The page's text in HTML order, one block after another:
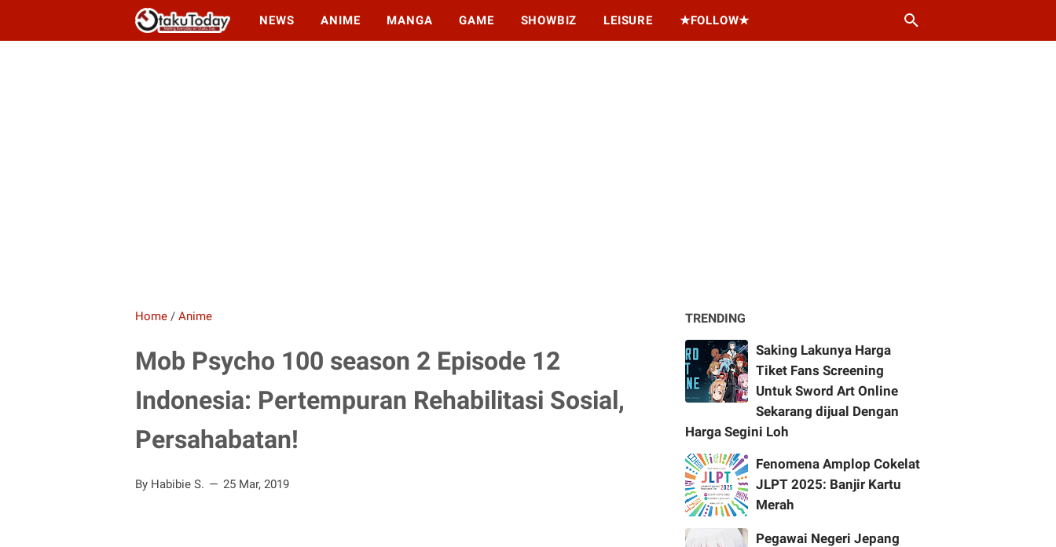
NEWS ANIME MANGA GAME SHOWBIZ LEISURE ★FOLLOW★
Home / Anime
Mob Psycho 100 season 2 Episode 12
Indonesia: Pertempuran Rehabilitasi Sosial,
Persahabatan!
By Habibie S. 25 Mar, 2019
TRENDING
Saking Lakunya Harga
Tiket Fans Screening
Untuk Sword Art Online
Sekarang dijual Dengan
Harga Segini Loh
Fenomena Amplop Cokelat
JLPT 2025: Banjir Kartu
Merah
Pegawai Negeri Jepang